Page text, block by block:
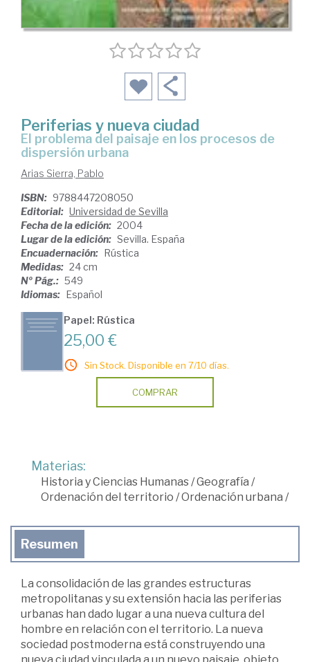
Periferias y nueva ciudad
el problema del paisaje en los procesos de
dispersión urbana
Arias Sierra, Pablo
ISBN: 9788447208050
Editorial: Universidad de Sevilla
Fecha de la edición: 2004
Lugar de la edición: Sevilla. España
Encuadernación: Rústica
Medidas: 24 cm
Nº Pág.: 549
Idiomas: Español
Papel: Rústica
25,00 €
Sin Stock. Disponible en 7/10 días.
COMPRAR
Materias:
Historia y Ciencias Humanas /Geografía /
Ordenación del territorio /Ordenación urbana /
Resumen
La consolidación de las grandes estructuras
metropolitanas y su extensión hacia las periferias
urbanas han dado lugar a una nueva cultura del
hombre en relación con el territorio. La nueva
sociedad postmoderna está construyendo una